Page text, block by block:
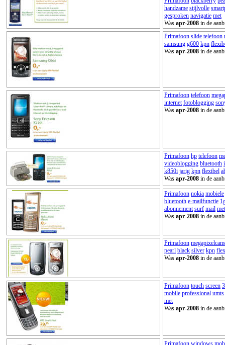
handzame stijlvolle
gesproken navigatie met
Was apr-2008 in de
Primafoon slide telefoon
samsung g600 kpn
Was apr-2008 in de
Primafoon telefoon
internet fotoblogging
Was apr-2008 in de
Primafoon hp telefoon
videoblogging bluetooth
k850i jarig kpn flexibel
Was apr-2008 in de
Primafoon nokia mobiele
bluetooth e-mailfunctie
abonnement surf mail met
Was apr-2008 in de
Primafoon
pearl black silver kpn
Was apr-2008 in de
Primafoon touch screen
mobile professional umts
met
Was apr-2008 in de
Primafoon windows